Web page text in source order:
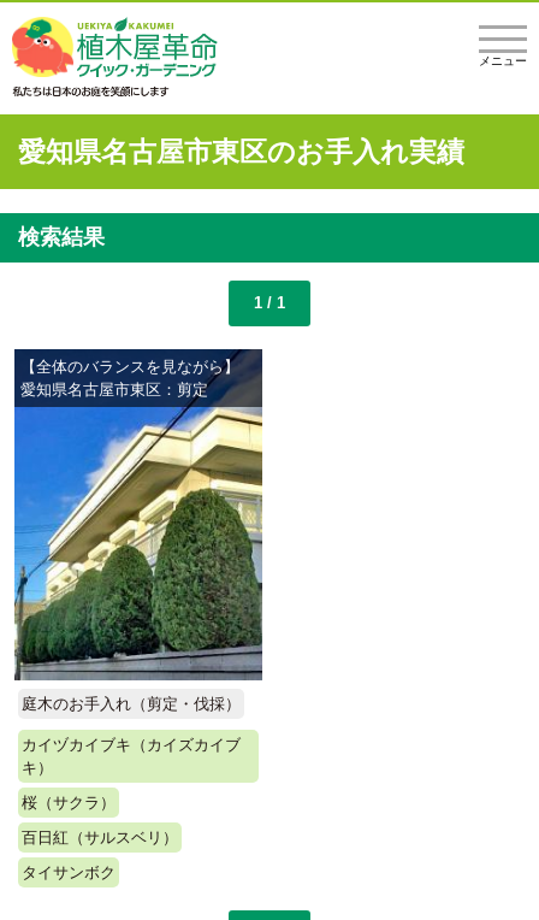
メニュー
愛知県名古屋市東区のお手入れ実績
検索結果
1 / 1
【全体のバランスを見ながら】
愛知県名古屋市東区：剪定
庭木のお手入れ（剪定・伐採）
カイヅカイブキ（カイズカイブ
キ）
桜（サクラ）
百日紅（サルスベリ）
タイサンボク